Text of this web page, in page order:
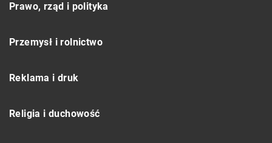
Prawo, rząd i polityka
Przemysł i rolnictwo
Reklama i druk
Religia i duchowość